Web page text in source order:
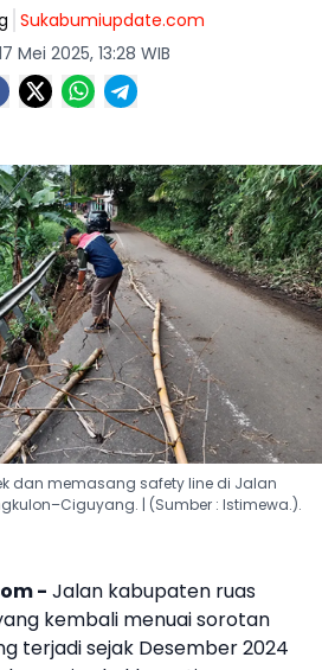
Sukabumiupdate.com
Mei 2025, 13:28 WIB
dan memasang safety line di Jalan
| (Sumber : Istimewa.).
- Jalan kabupaten ruas
kembali menuai sorotan
terjadi sejak Desember 2024